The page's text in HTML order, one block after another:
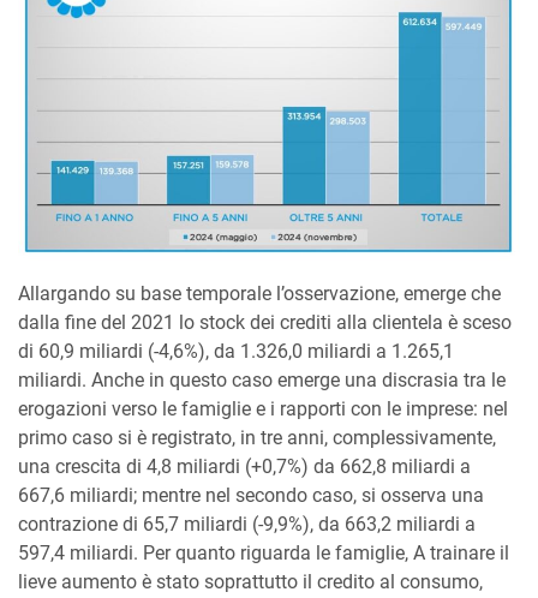
Allargando su base temporale l’osservazione, emerge che
dalla fine del 2021 lo stock dei crediti alla clientela è sceso
di 60,9 miliardi (-4,6%), da 1.326,0 miliardi a 1.265,1
miliardi. Anche in questo caso emerge una discrasia tra le
erogazioni verso le famiglie e i rapporti con le imprese: nel
primo caso si è registrato, in tre anni, complessivamente,
una crescita di 4,8 miliardi (+0,7%) da 662,8 miliardi a
667,6 miliardi; mentre nel secondo caso, si osserva una
contrazione di 65,7 miliardi (-9,9%), da 663,2 miliardi a
597,4 miliardi. Per quanto riguarda le famiglie, A trainare il
lieve aumento è stato soprattutto il credito al consumo,